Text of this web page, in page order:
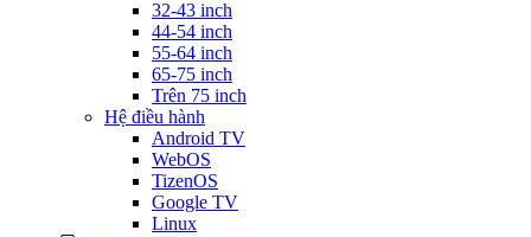
32-43 inch
44-54 inch
55-64 inch
65-75 inch
Trên 75 inch
Hệ điều hành
Android TV
WebOS
TizenOS
Google TV
Linux